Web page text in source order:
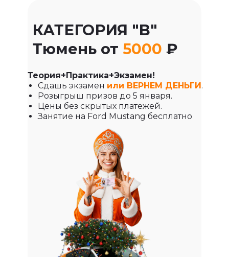
Теория+Практика+Экзамен!
Сдашь экзамен или ВЕРНЕМ ДЕНЬГИ.
Розыгрыш призов до 5 января.
Цены без скрытых платежей.
Занятие на Ford Mustang бесплатно
КАТЕГОРИЯ "B"
Тюмень от 5000 ₽